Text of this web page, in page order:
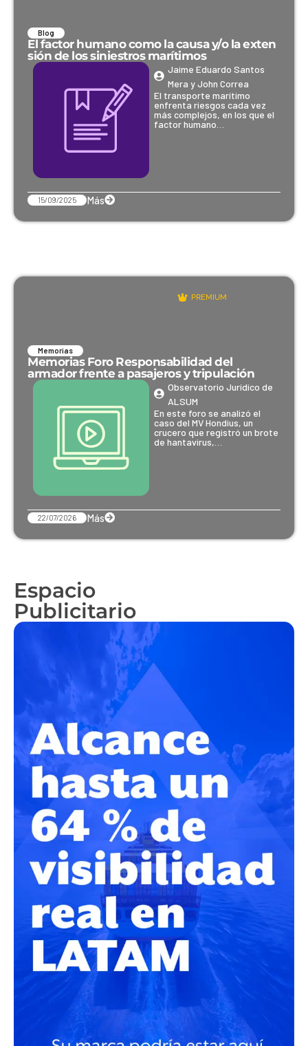
Blog
El factor humano como la causa y/o la exten
sión de los siniestros marítimos
Jaime Eduardo Santos
Mera y John Correa
El transporte marítimo
enfrenta riesgos cada vez
más complejos, en los que el
factor humano…
15/09/2025 Más
PREMIUM
Memorias
Memorias Foro Responsabilidad del
armador frente a pasajeros y tripulación
Observatorio Jurídico de
ALSUM
En este foro se analizó el
caso del MV Hondius, un
crucero que registró un brote
de hantavirus,…
22/07/2026 Más
Espacio
Publicitario